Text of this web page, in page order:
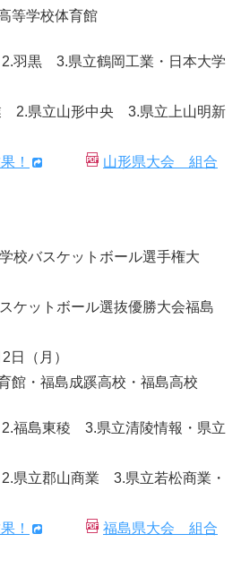
等学校体育館
羽黒 3.県立鶴岡工業・日本大学
2.県立山形中央 3.県立上山明新
！
山形県大会 組合
校バスケットボール選手権大
ケットボール選抜優勝大会福島
日（月）
館・福島成蹊高校・福島高校
福島東稜 3.県立清陵情報・県立
立郡山商業 3.県立若松商業・
！
福島県大会 組合